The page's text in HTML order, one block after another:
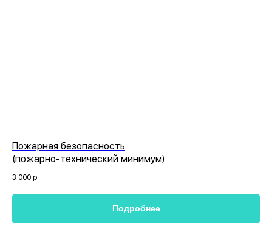
Пожарная безопасность
(пожарно-технический минимум)
3 000 р.
Подробнее